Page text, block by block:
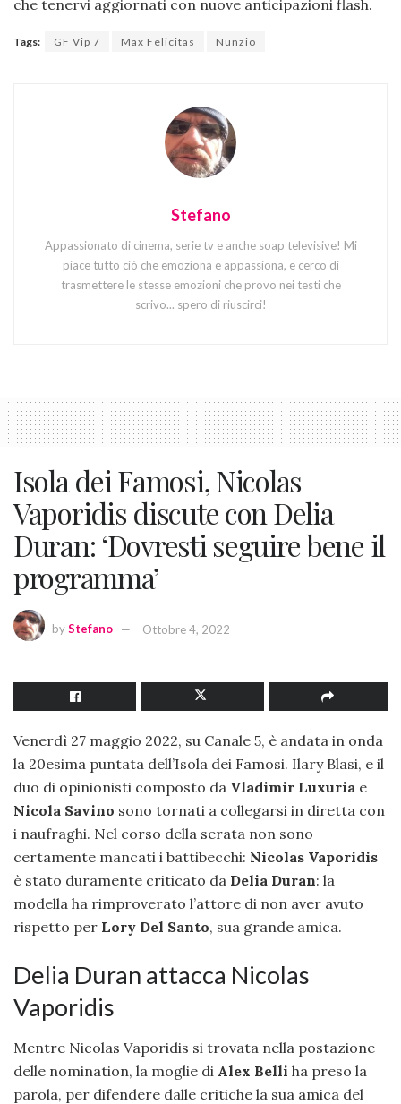
che tenervi aggiornati con nuove anticipazioni flash.
Tags: GF Vip 7 Max Felicitas Nunzio
Stefano
Appassionato di cinema, serie tv e anche soap televisive! Mi
piace tutto ciò che emoziona e appassiona, e cerco di
trasmettere le stesse emozioni che provo nei testi che
scrivo... spero di riuscirci!
Isola dei Famosi, Nicolas
Vaporidis discute con Delia
Duran: ‘Dovresti seguire bene il
programma’
byStefano Ottobre 4, 2022
Venerdì 27 maggio 2022, su Canale 5, è andata in onda
la 20esima puntata dell’Isola dei Famosi. Ilary Blasi, e il
duo di opinionisti composto da Vladimir Luxuria e
Nicola Savino sono tornati a collegarsi in diretta con
i naufraghi. Nel corso della serata non sono
certamente mancati i battibecchi: Nicolas Vaporidis
è stato duramente criticato da Delia Duran: la
modella ha rimproverato l’attore di non aver avuto
rispetto per Lory Del Santo, sua grande amica.
Delia Duran attacca Nicolas
Vaporidis
Mentre Nicolas Vaporidis si trovata nella postazione
delle nomination, la moglie di Alex Belli ha preso la
parola, per difendere dalle critiche la sua amica del